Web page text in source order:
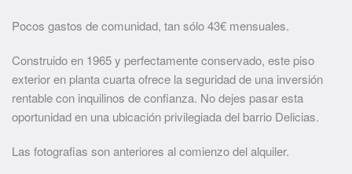
Pocos gastos de comunidad, tan sólo 43€ mensuales.
Construido en 1965 y perfectamente conservado, este piso
exterior en planta cuarta ofrece la seguridad de una inversión
rentable con inquilinos de confianza. No dejes pasar esta
oportunidad en una ubicación privilegiada del barrio Delicias.
Las fotografias son anteriores al comienzo del alquiler.